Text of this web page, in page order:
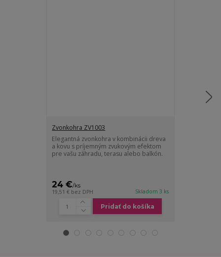
Zvonkohra ZV1003
Elegantná zvonkohra v kombinácii dreva
a kovu s príjemným zvukovým efektom
pre vašu záhradu, terasu alebo balkón.
24 €/ks
19,51 € bez DPH Skladom 3 ks
Pridať do košíka